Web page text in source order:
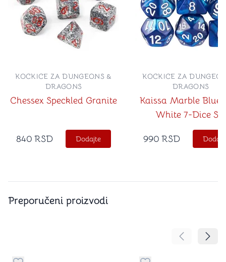
Chessex Speckled Granite
KOCKICE ZA DUNGEONS &
DRAGONS
840 RSD Dodajte
Kaissa Marble Blue
White 7-Dice Set
KOCKICE ZA
DRAGONS
990 RSD
Preporučeni proizvodi
Pomeranje